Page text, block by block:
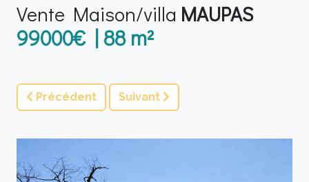
Vente Maison/villa MAUPAS
99000€ | 88 m²
Précédent Suivant